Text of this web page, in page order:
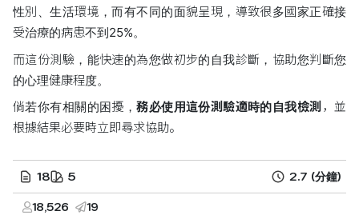
性別、生活環境，而有不同的面貌呈現，導致很多國家正確接
受治療的病患不到25%。
而這份測驗，能快速的為您做初步的自我診斷，協助您判斷您
的心理健康程度。
倘若你有相關的困擾，務必使用這份測驗適時的自我檢測 ，並
根據結果必要時立即尋求協助。
18 5 2.7 (分鐘)
18,526 19